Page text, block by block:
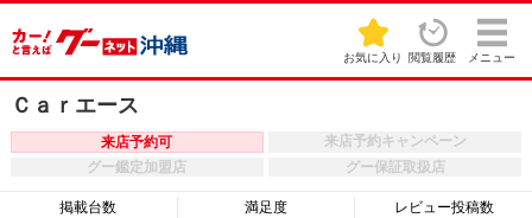
お気に入り 閲覧履歴 メニュー
Ｃａｒエース
来店予約可
来店予約キャンペーン
グー鑑定加盟店
グー保証取扱店
掲載台数 満足度 レビュー投稿数